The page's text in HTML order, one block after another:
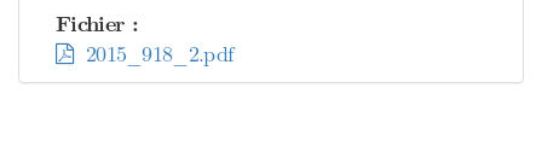
Fichier :
2015_918_2.pdf